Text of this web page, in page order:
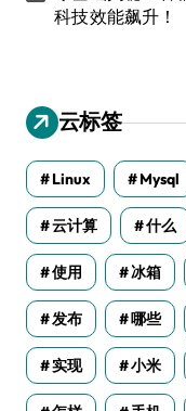
科技效能飙升！
云标签
Linux Mysql
云计算 什么
使用 冰箱
发布 哪些
实现 小米